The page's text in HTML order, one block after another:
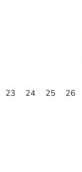
23 24 25 26